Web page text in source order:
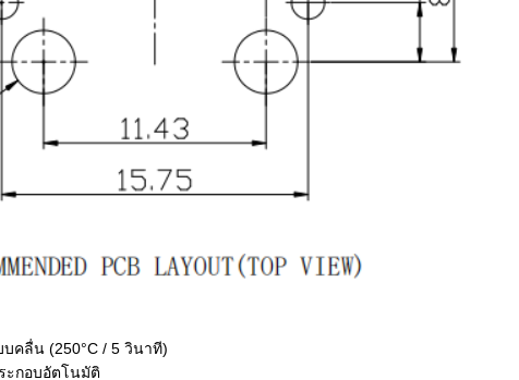
คลื่น (250°C / 5 วินาที)
ะกอบอัตโนมัติ